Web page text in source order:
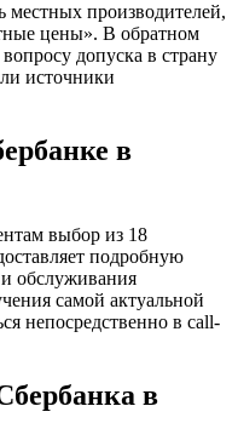
местных производителей,
цены». В обратном
вопросу допуска в страну
источники
в
выбор из 18
подробную
обслуживания
самой актуальной
непосредственно в call-
в